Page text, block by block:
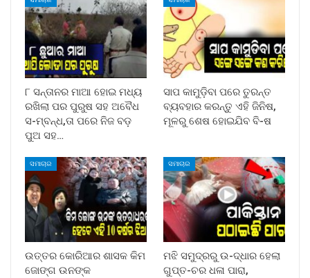
୮ ସନ୍ତାନର ମାଆ ହୋଇ ମଧ୍ୟ
ରଖିଲା ପର ପୁରୁଷ ସହ ଅବୈଧ
ସ-ମ୍ବନ୍ଧ,ତା ପରେ ନିଜ ବଡ଼
ପୁଅ ସହ…
ସାପ କାମୁଡ଼ିବା ପରେ ତୁରନ୍ତ
ବ୍ୟବହାର କରନ୍ତୁ ଏହି ଜିନିଷ,
ମୂଳରୁ ଶେଷ ହୋଇଯିବ ବି-ଷ
ସମାଚାର
ଉତ୍ତର କୋରିଆର ଶାସକ କିମ
ଜୋଙ୍ଗ ଉନଙ୍କ
ସମାଚାର
ମଝି ସମୁଦ୍ରରୁ ଉ-ଦ୍ଧାର ହେଲା
ଗୁପ୍ତ-ଚର ଧଳା ପାରା,